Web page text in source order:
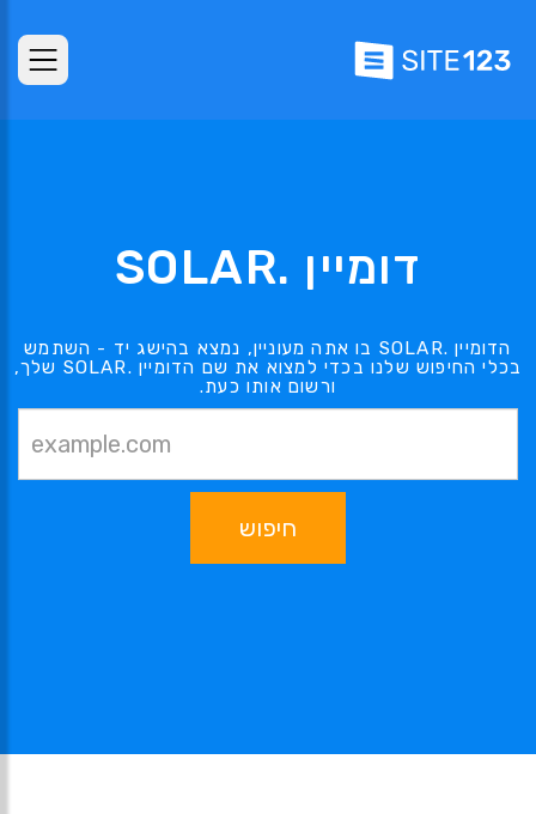
דומיין .SOLAR
הדומיין .SOLAR בו אתה מעוניין, נמצא בהישג יד - השתמש
בכלי החיפוש שלנו בכדי למצוא את שם הדומיין .SOLAR שלך,
ורשום אותו כעת.
חיפוש